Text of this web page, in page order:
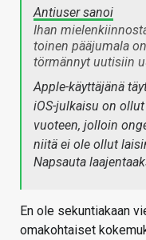
Antiuser sanoi
Ihan
toinen pääjumala
törmännyt uutisiin
Apple-käyttäjänä
iOS-julkaisu on
vuoteen, jolloin
niitä ei ole ollut
Napsauta
En ole sekuntiakaan
omakohtaiset